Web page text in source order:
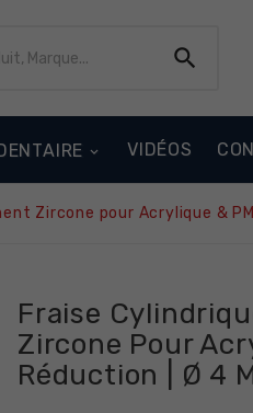

VIDÉOS
Zircone pour Acrylique &
Fraise
Zircone Pour
Réduction | Ø 4